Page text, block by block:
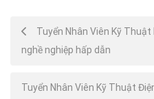
Post
navigation
Tuyển Nhân Viên Kỹ
nghề nghiệp hấp dẫn
Tuyển Nhân Viên Kỹ Thuật